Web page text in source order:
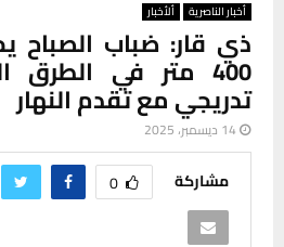
أخبار الناصرية ألأخبار
ذي قار: ضباب الصباح
400 متر في
تدريجي مع تقدم النهار
14 ديسمبر، 2025
مشاركة 0